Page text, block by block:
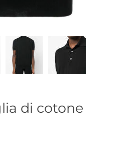
di cotone